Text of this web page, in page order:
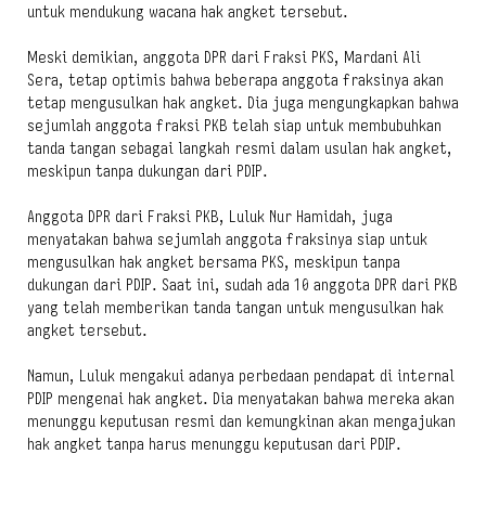
untuk mendukung wacana hak angket tersebut.
Meski demikian, anggota DPR dari Fraksi PKS, Mardani Ali
Sera, tetap optimis bahwa beberapa anggota fraksinya akan
tetap mengusulkan hak angket. Dia juga mengungkapkan bahwa
sejumlah anggota fraksi PKB telah siap untuk membubuhkan
tanda tangan sebagai langkah resmi dalam usulan hak angket,
meskipun tanpa dukungan dari PDIP.
Anggota DPR dari Fraksi PKB, Luluk Nur Hamidah, juga
menyatakan bahwa sejumlah anggota fraksinya siap untuk
mengusulkan hak angket bersama PKS, meskipun tanpa
dukungan dari PDIP. Saat ini, sudah ada 10 anggota DPR dari PKB
yang telah memberikan tanda tangan untuk mengusulkan hak
angket tersebut.
Namun, Luluk mengakui adanya perbedaan pendapat di internal
PDIP mengenai hak angket. Dia menyatakan bahwa mereka akan
menunggu keputusan resmi dan kemungkinan akan mengajukan
hak angket tanpa harus menunggu keputusan dari PDIP.